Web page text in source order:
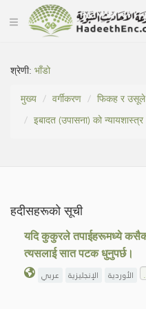
श्रेणी:भाँडो
मुख्य
वर्गीकरण
फिकह र
इबादत (उपासना) को न्यायशास्त्र
हदीसहरूको सूची
यदि कुकुरले तपाईहरूमध्ये कसैको
त्यसलाई सात पटक धुनुपर्छ।
عربي الإنجليزية الأوردية